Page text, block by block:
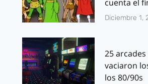
cuenta el
Diciembre 1,
25
vaciaron
los 80/90s